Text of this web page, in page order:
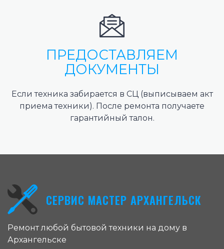
ПРЕДОСТАВЛЯЕМ
ДОКУМЕНТЫ
Если техника забирается в СЦ (выписываем акт
приема техники). После ремонта получаете
гарантийный талон.
СЕРВИС МАСТЕР АРХАНГЕЛЬСК
Ремонт любой бытовой техники на дому в
Архангельске